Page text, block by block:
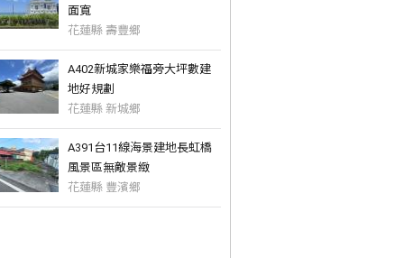
面寬
花蓮縣 壽豐鄉
A402新城家樂福旁大坪數建
地好規劃
花蓮縣 新城鄉
A391台11線海景建地長虹橋
風景區無敵景緻
花蓮縣 豐濱鄉